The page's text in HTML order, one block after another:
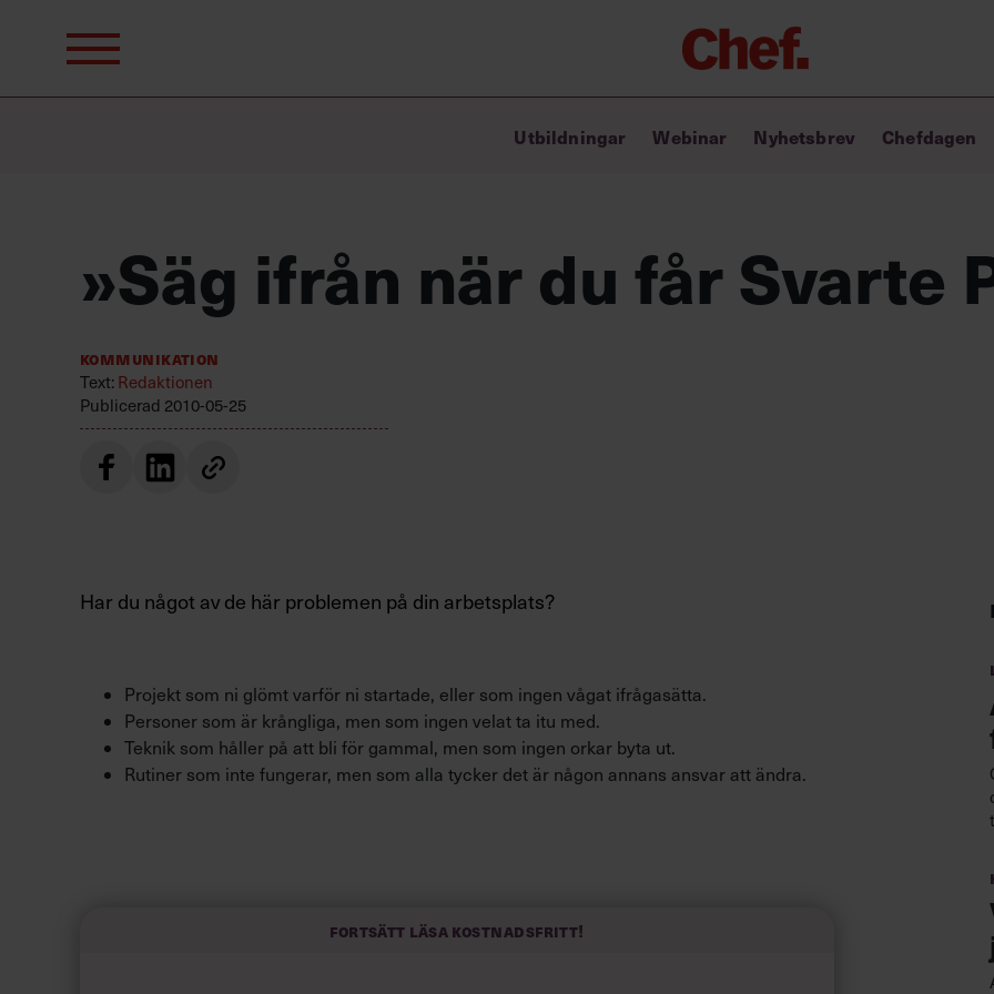
efter:
Chefakademin+
Lyft ditt ledarskap med C+
Ledarskapstest
Chef GPT – din chefsassistent i
Utbildningar Webinar Nyhetsbrev Chefdagen
»Säg ifrån när du får Svarte
Kommunikation
Text: Redaktionen
Publicerad 2010-05-25
Har du något av de här problemen på din arbetsplats?
Projekt som ni glömt varför ni startade, eller som ingen vågat ifrågasätta.
Personer som är krångliga, men som ingen velat ta itu med.
Teknik som håller på att bli för gammal, men som ingen orkar byta ut.
Rutiner som inte fungerar, men som alla tycker det är någon annans ansvar att ändra.
Fortsätt läsa kostnadsfritt!